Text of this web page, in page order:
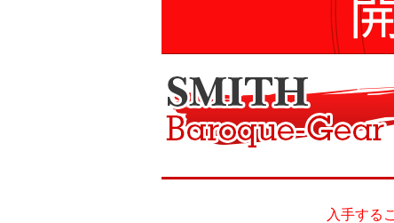
入手する